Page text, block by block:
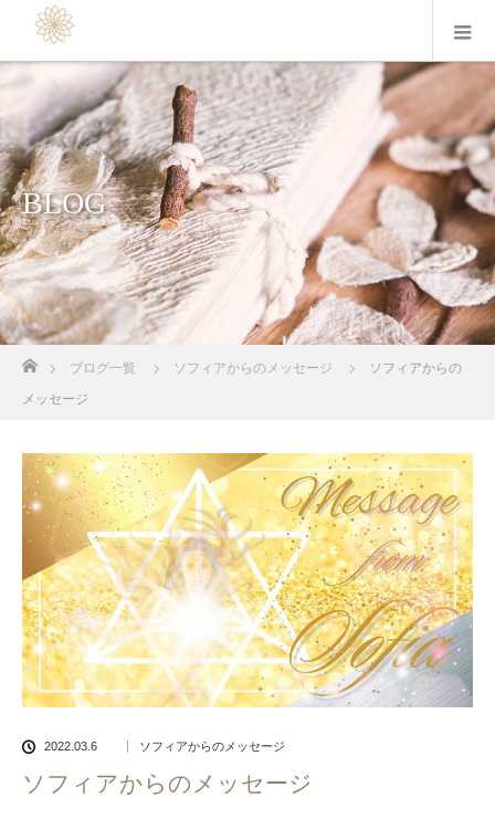
BLOG
ブログ一覧 ソフィアからのメッセージ
ソフィアからの
メッセージ
2022.03.6 ソフィアからのメッセージ
ソフィアからのメッセージ